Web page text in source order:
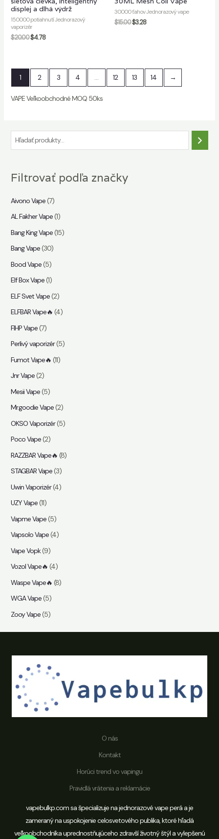
displej a dlhá výdrž
150000 potiahnutí Jednorazový
vaporizér
$20.00$4.78
30000 ťahov Jednorazový vape
$15.00$3.28
1 2 3 4 … 12 13 14 →
VAPE Veľkoobchodné MOQ 50ks
ľ
d
ť
Filtrovať podľa značky
Aivono Vape(7)
AL Fakher Vape(1)
Bang King Vape(15)
Bang Vape(30)
Bood Vape(5)
Elf Box Vape(1)
ELF Svet Vape(2)
ELFBAR Vape🔥 (4)
FIHP Vape(7)
Perlivý vaporizér(5)
Fumot Vape🔥 (11)
Jnr Vape(2)
Mesii Vape(5)
Mr.goodie Vape(2)
OKSO Vaporizér(5)
Poco Vape(2)
RAZZBAR Vape🔥 (8)
STAGBAR Vape(3)
Uwin Vaporizér(4)
UZY Vape(11)
Vapme Vape(5)
Vapsolo Vape(4)
Vape Vopk(9)
Vozol Vape🔥 (4)
Waspe Vape🔥 (8)
WGA Vape(5)
Zooy Vape(5)
O nás
Kontakt
Horúci trend vo vapingu
Pravidlá vrátenia a reklamácie
vapebulkp.com sa špecializuje na jednorazové vape perá a je
zameraný na uspokojenie celosvetového publika, ktoré hľadá
veľkoobchodníka uprednostňujúceho zdravší životný štýl a vylepšenú
Vitajte vo Vapebulkp